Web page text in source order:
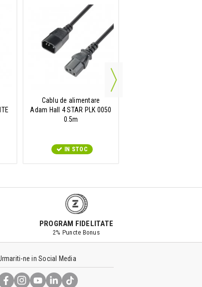
Cablu de alimentare
Adam Hall 4 STAR PLK 0050
0.5m
IN STOC
PROGRAM FIDELITATE
2% Puncte Bonus
ne in Social Media